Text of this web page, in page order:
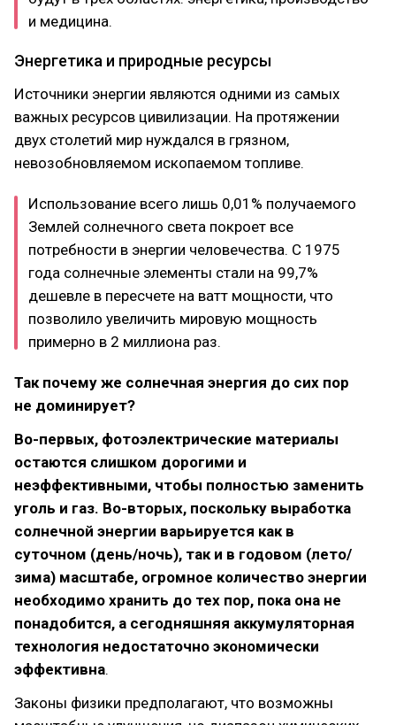
и медицина.
Энергетика и природные ресурсы
Источники энергии являются одними из самых
важных ресурсов цивилизации. На протяжении
двух столетий мир нуждался в грязном,
невозобновляемом ископаемом топливе.
Использование всего лишь 0,01% получаемого
Землей солнечного света покроет все
потребности в энергии человечества. С 1975
года солнечные элементы стали на 99,7%
дешевле в пересчете на ватт мощности, что
позволило увеличить мировую мощность
примерно в 2 миллиона раз.
Так почему же солнечная энергия до сих пор
не доминирует?
Во-первых, фотоэлектрические материалы
остаются слишком дорогими и
неэффективными, чтобы полностью заменить
уголь и газ. Во-вторых, поскольку выработка
солнечной энергии варьируется как в
суточном (день/ночь), так и в годовом (лето/
зима) масштабе, огромное количество энергии
необходимо хранить до тех пор, пока она не
понадобится, а сегодняшняя аккумуляторная
технология недостаточно экономически
эффективна.
Законы физики предполагают, что возможны